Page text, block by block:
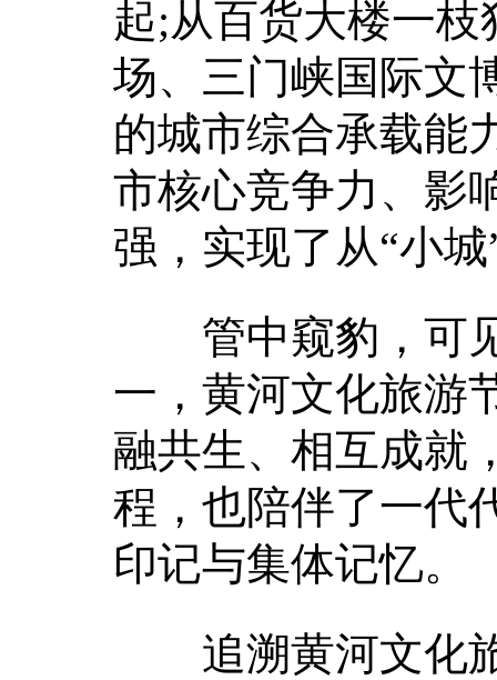
起;从百货大楼一
场、三门峡国际
的城市综合承载能
市核心竞争力、影
强，实现了从“小
管中窥豹，可见
一，黄河文化旅游
融共生、相互成就
程，也陪伴了一代
印记与集体记忆。
追溯黄河文化旅